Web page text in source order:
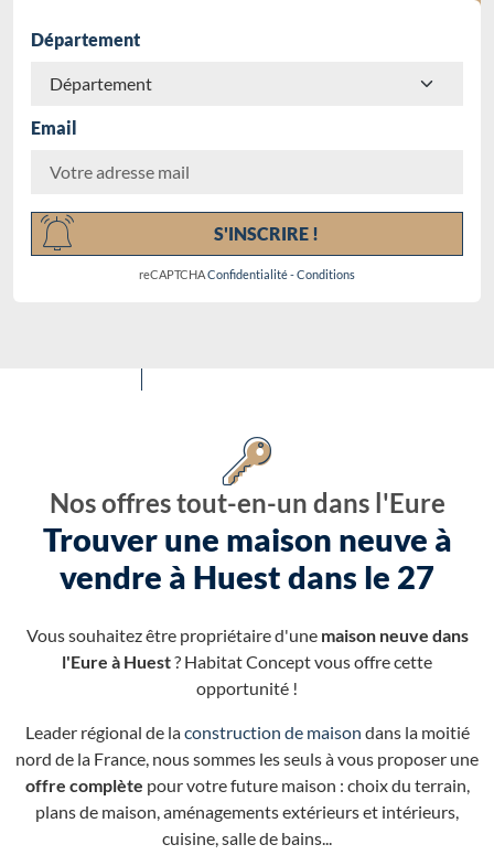
Département
Email
S'INSCRIRE !
reCAPTCHAConfidentialité-Conditions
Nos offres tout-en-un dans l'Eure
Trouver une maison neuve à
vendre à Huest dans le 27
Vous souhaitez être propriétaire d'une maison neuve dans
l'Eure à Huest? Habitat Concept vous offre cette
opportunité !
Leader régional de laconstruction de maison dans la moitié
nord de la France, nous sommes les seuls à vous proposer une
offre complète pour votre future maison : choix du terrain,
plans de maison, aménagements extérieurs et intérieurs,
cuisine, salle de bains...